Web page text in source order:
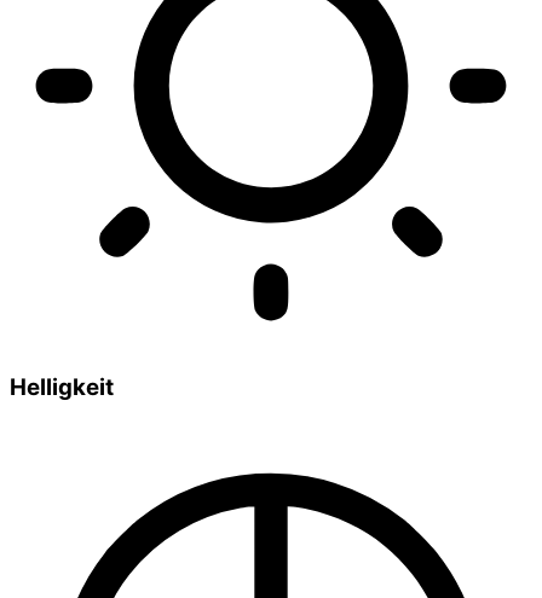
Helligkeit